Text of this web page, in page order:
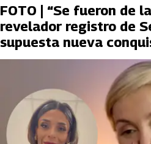
FOTO | “Se fueron de
revelador registro de
supuesta nueva